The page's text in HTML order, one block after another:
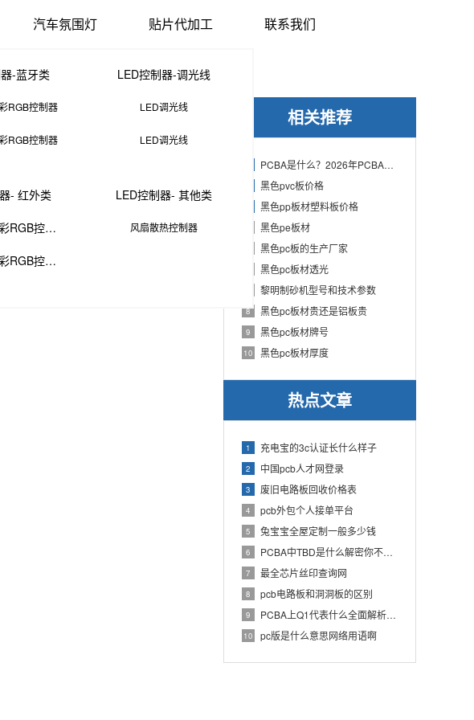
-蓝牙类
RGB控制器
RGB控制器
LED控制器-调光线
LED调光线
LED调光线
- 红外类
DC红外七彩RGB控制器
DC红外幻彩RGB控制器
LED控制器- 其他类
风扇散热控制器
汽车氛围灯 贴片代加工 联系我们
相关推荐
PCBA是什么？2026年PCBA制造与代工指南：专业方案、流程与应用
黑色pvc板价格
黑色pp板材塑料板价格
黑色pe板材
黑色pc板的生产厂家
黑色pc板材透光
黎明制砂机型号和技术参数
8 黑色pc板材贵还是铝板贵
9 黑色pc板材牌号
10 黑色pc板材厚度
热点文章
1 充电宝的3c认证长什么样子
2 中国pcb人才网登录
3 废旧电路板回收价格表
4 pcb外包个人接单平台
5 兔宝宝全屋定制一般多少钱
6 PCBA中TBD是什么解密你不知道的电子行业术语
7 最全芯片丝印查询网
8 pcb电路板和洞洞板的区别
9 PCBA上Q1代表什么全面解析PCB电路板中Q1的作用
10 pc版是什么意思网络用语啊